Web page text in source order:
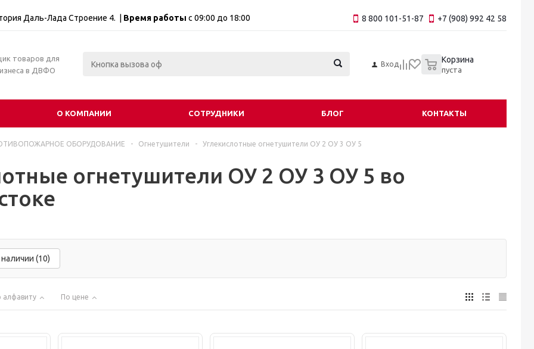
Даль-Лада Строение 4. | Время работы с 09:00 до 18:00 8 800 101-51-87 +7 (908) 992 42 58
товаров для
в ДВФО
Вход Корзина
пуста
О КОМПАНИИ СОТРУДНИКИ БЛОГ КОНТАКТЫ
ОБОРУДОВАНИЕ - Огнетушители - Углекислотные огнетушители ОУ 2 ОУ 3 ОУ 5
огнетушители ОУ 2 ОУ 3 ОУ 5 во
(10)
алфавиту По цене